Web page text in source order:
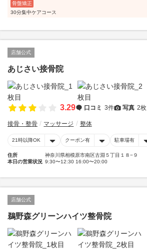
骨盤矯正
30分集中ケアコース
店舗公式
あじさい接骨院
3.29 口コミ 3件 写真 2枚
接骨・整骨 マッサージ 整体
21時以降OK クーポン有 駐車場有
住所
神奈川県相模原市南区古淵５丁目１８−９
本日の営業状況 9:30〜12:30 16:00〜20:00
店舗公式
鵜野森グリーンハイツ整骨院